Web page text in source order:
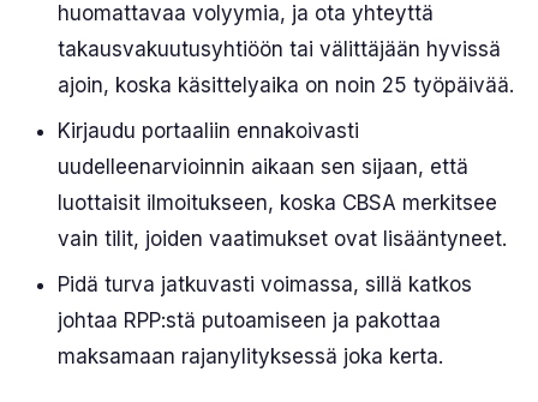
huomattavaa volyymia, ja ota yhteyttä
takausvakuutusyhtiöön tai välittäjään hyvissä
ajoin, koska käsittelyaika on noin 25 työpäivää.
Kirjaudu portaaliin ennakoivasti
uudelleenarvioinnin aikaan sen sijaan, että
luottaisit ilmoitukseen, koska CBSA merkitsee
vain tilit, joiden vaatimukset ovat lisääntyneet.
Pidä turva jatkuvasti voimassa, sillä katkos
johtaa RPP:stä putoamiseen ja pakottaa
maksamaan rajanylityksessä joka kerta.